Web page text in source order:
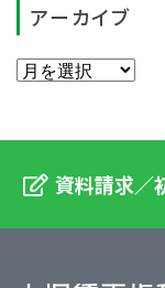
アーカイブ
資料請求／